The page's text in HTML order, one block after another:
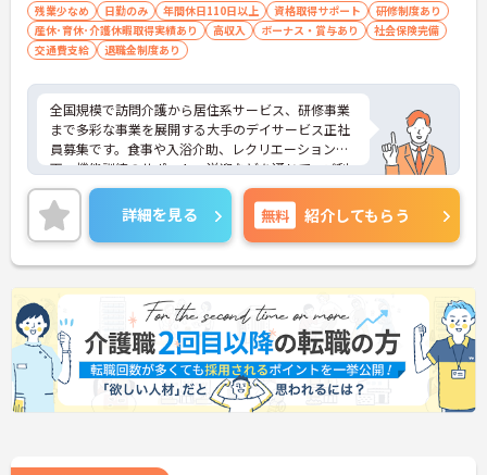
【明確な評価制度と手厚いサポート体制】
・独自の社内認定資格制度がありスキルアップが評
価に直結します
・明確な人事評価基準に基づき副所長や所長へのキ
ャリアパスがあります
・入社後のOJTや毎月のコンディションチェックな
どサポートが手厚いです
残業少なめ 日勤のみ 年間休日110日以上 資格取得サポート
研修制度あり
産休･育休･介護休暇取得実績あり
高収入 ボーナス・賞与あり
社会保険完備
交通費支給
退職金制度あり
全国規模で訪問介護から居住系サービス、研修事業
まで多彩な事業を展開する大手のデイサービス正社
員募集です。食事や入浴介助、レクリエーション企
画、機能訓練のサポート、送迎などを通じて、ご利
用者様の笑顔を引き出すやりがいあるお仕事です。
夜勤なし・日曜定休の4週8休制で希望休が取りやす
く、半日単位の有休取得も可能。最大130万円支給
の「ライフイベント手当」など、大手ならではの福
利厚生で子育てと仕事の両立を力強く支援します。
入社後は最長6ヶ月の丁寧なOJTに加え、資格取得の
全額補助や独自の社内認定資格制度があり、未経験
の20～30代若手層も着実にキャリアアップできる環
境です。一方で、退職金や65歳定年・再雇用制度も
完備し、40～60代のミドル層も腰を据えて長く働け
る安心感があります。平均介護度も比較的低めで、
リフト浴設備や送迎車の安全装置、ICT化による負担
詳細を見る 無料 紹介してもらう